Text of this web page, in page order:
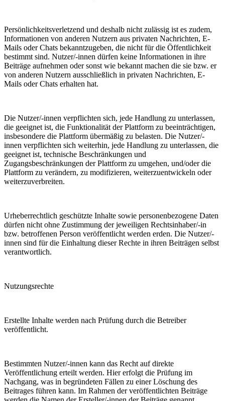
Persönlichkeitsverletzend und deshalb nicht zulässig ist es zudem,
Informationen von anderen Nutzern aus privaten Nachrichten, E-
Mails oder Chats bekanntzugeben, die nicht für die Öffentlichkeit
bestimmt sind. Nutzer/-innen dürfen keine Informationen in ihre
Beiträge aufnehmen oder sonst wie bekannt machen die sie bzw. er
von anderen Nutzern ausschließlich in privaten Nachrichten, E-
Mails oder Chats erhalten hat.
Die Nutzer/-innen verpflichten sich, jede Handlung zu unterlassen,
die geeignet ist, die Funktionalität der Plattform zu beeinträchtigen,
insbesondere die Plattform übermäßig zu belasten. Die Nutzer/-
innen verpflichten sich weiterhin, jede Handlung zu unterlassen, die
geeignet ist, technische Beschränkungen und
Zugangsbeschränkungen der Plattform zu umgehen, und/oder die
Plattform zu verändern, zu modifizieren, weiterzuentwickeln oder
weiterzuverbreiten.
Urheberrechtlich geschützte Inhalte sowie personenbezogene Daten
dürfen nicht ohne Zustimmung der jeweiligen Rechtsinhaber/-in
bzw. betroffenen Person veröffentlicht werden erden. Die Nutzer/-
innen sind für die Einhaltung dieser Rechte in ihren Beiträgen selbst
verantwortlich.
Nutzungsrechte
Erstellte Inhalte werden nach Prüfung durch die Betreiber
veröffentlicht.
Bestimmten Nutzer/-innen kann das Recht auf direkte
Veröffentlichung erteilt werden. Hier erfolgt die Prüfung im
Nachgang, was in begründeten Fällen zu einer Löschung des
Beitrages führen kann. Im Rahmen der veröffentlichten Beiträge